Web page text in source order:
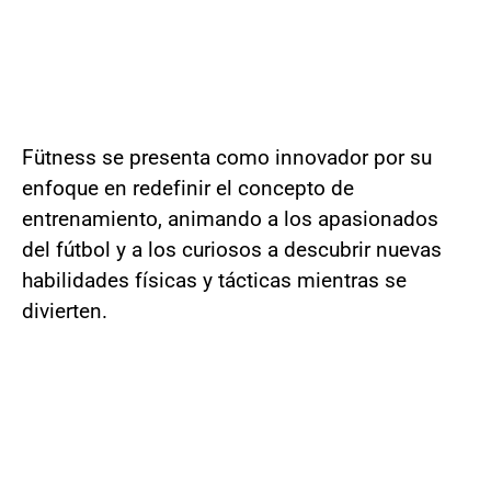
Fütness se presenta como innovador por su
enfoque en redefinir el concepto de
entrenamiento, animando a los apasionados
del fútbol y a los curiosos a descubrir nuevas
habilidades físicas y tácticas mientras se
divierten.